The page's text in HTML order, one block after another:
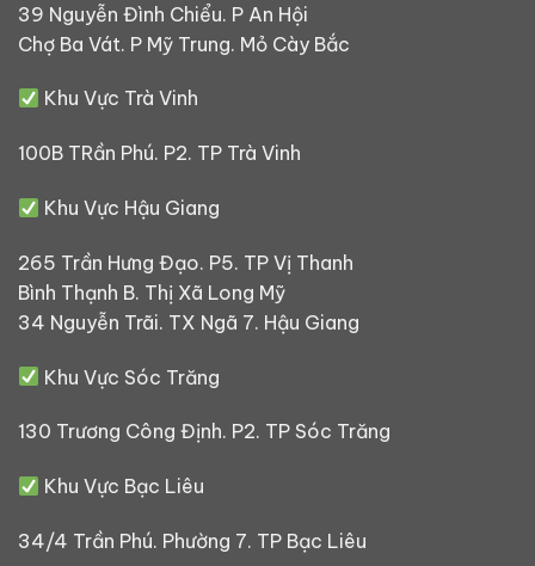
39 Nguyễn Đình Chiểu. P An Hội
Chợ Ba Vát. P Mỹ Trung. Mỏ Cày Bắc
Khu Vực Trà Vinh
100B TRần Phú. P2. TP Trà Vinh
Khu Vực Hậu Giang
265 Trần Hưng Đạo. P5. TP Vị Thanh
Bình Thạnh B. Thị Xã Long Mỹ
34 Nguyễn Trãi. TX Ngã 7. Hậu Giang
Khu Vực Sóc Trăng
130 Trương Công Định. P2. TP Sóc Trăng
Khu Vực Bạc Liêu
34/4 Trần Phú. Phường 7. TP Bạc Liêu